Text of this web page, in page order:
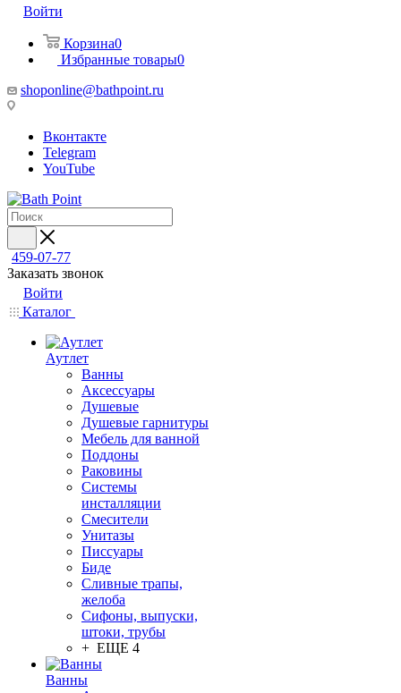
Войти
Корзина0
Избранные товары0
shoponline@bathpoint.ru
Вконтакте
Telegram
YouTube
459-07-77
Заказать звонок
Войти
Каталог
Аутлет
Ванны
Аксессуары
Душевые
Душевые гарнитуры
Мебель для ванной
Поддоны
Раковины
Системы
инсталляции
Смесители
Унитазы
Писсуары
Биде
Сливные трапы,
желоба
Сифоны, выпуски,
штоки, трубы
+ ЕЩЕ 4
Ванны